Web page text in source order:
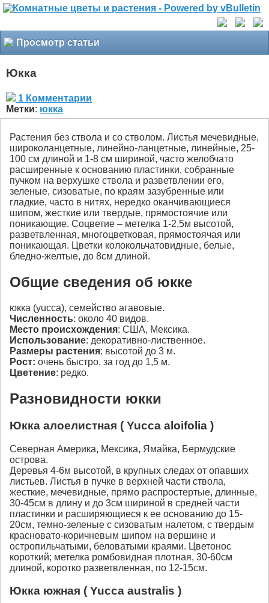
Просмотр статьи
Юкка
1 Комментарии
Метки: юкка
Растения без ствола и со стволом. Листья мечевидные,
широколанцетные, линейно-ланцетные, линейные, 25-
100 см длиной и 1-8 см шириной, часто желобчато
расширенные к основанию пластинки, собранные
пучком на верхушке ствола и разветвлении его,
зеленые, сизоватые, по краям зазубренные или
гладкие, часто в нитях, нередко оканчивающиеся
шипом, жесткие или твердые, прямостоячие или
поникающие. Соцветие – метелка 1-2,5м высотой,
разветвленная, многоцветковая, прямостоячая или
поникающая. Цветки колокольчатовидные, белые,
бледно-желтые, до 8см длиной.
Общие сведения об юкке
юкка (yucca), семейство агавовые.
Численность: около 40 видов.
Место происхождения: США, Мексика.
Использование: декоративно-лиственное.
Размеры растения: высотой до 3 м.
Рост: очень быстро, за год до 1,5 м.
Цветение: редко.
Разновидности юкки
Юкка алоелистная ( Yucca aloifolia )
Северная Америка, Мексика, Ямайка, Бермудские
острова.
Деревья 4-6м высотой, в крупных следах от опавших
листьев. Листья в пучке в верхней части ствола,
жесткие, мечевидные, прямо распростертые, длинные,
30-45см в длину и до 3см шириной в средней части
пластинки и расширяющиеся к ее основанию до 15-
20см, темно-зеленые с сизоватым налетом, с твердым
красновато-коричневым шипом на вершине и
остропильчатыми, беловатыми краями. Цветонос
короткий; метелка ромбовидная плотная, 30-60см
длиной, коротко разветвленная, по 12-15см.
Юкка южная ( Yucca australis )